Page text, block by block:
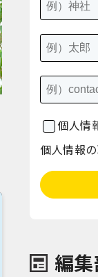
個人情
個人情報
編